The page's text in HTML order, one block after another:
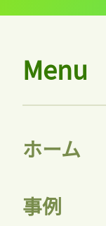
Menu
ホーム
事例